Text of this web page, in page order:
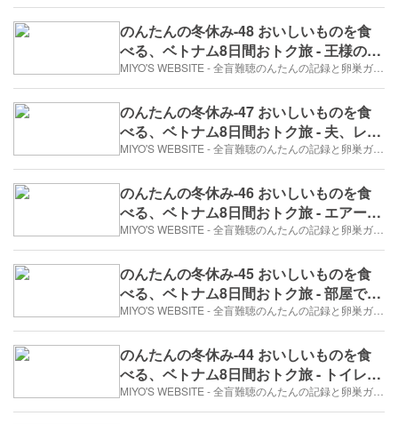
のんたんの冬休み-48 おいしいものを食
べる、ベトナム8日間おトク旅 - 王様のデ
ィナー①（2017年12月27日/4日め）
のんたんの冬休み-47 おいしいものを食
べる、ベトナム8日間おトク旅 - 夫、レス
トランで挽回を試みる。（2017年12月27
日/4日め）
のんたんの冬休み-46 おいしいものを食
べる、ベトナム8日間おトク旅 - エアー階
段（2017年12月27日/4日め）
のんたんの冬休み-45 おいしいものを食
べる、ベトナム8日間おトク旅 - 部屋でぬ
くぬく（2017年12月27日/4日め）
のんたんの冬休み-44 おいしいものを食
べる、ベトナム8日間おトク旅 - トイレ事
件（2017年12月27日/4日め）